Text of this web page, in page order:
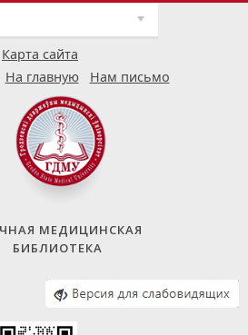
Карта сайта
На главную Нам письмо
МЕДИЦИНСКАЯ
БИБЛИОТЕКА